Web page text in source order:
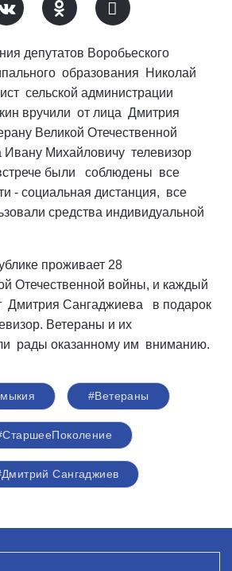
депутатов Воробьеского
образования
Николай
сельской администрации
вручили от лица Дмитрия
Великой Отечественной
Михайловичу телевизор
были соблюдены все
- социальная дистанция, все
средства индивидуальной
проживает 28
Отечественной войны, и каждый
Дмитрия Сангаджиева в подарок
Ветераны и их
рады оказанному им вниманию.
#Ветераны
Сангаджиев